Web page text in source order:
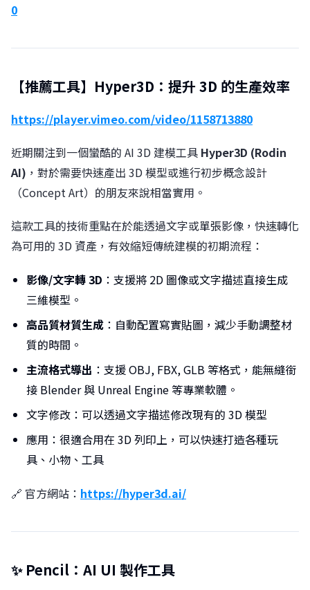
0
【推薦工具】Hyper3D：提升 3D 的生產效率
https://player.vimeo.com/video/1158713880
近期關注到一個蠻酷的 AI 3D 建模工具 Hyper3D (Rodin
AI) ，對於需要快速產出 3D 模型或進行初步概念設計
（Concept Art）的朋友來說相當實用。
這款工具的技術重點在於能透過文字或單張影像，快速轉化
為可用的 3D 資產，有效縮短傳統建模的初期流程：
影像/文字轉 3D ：支援將 2D 圖像或文字描述直接生成
三維模型。
高品質材質生成 ：自動配置寫實貼圖，減少手動調整材
質的時間。
主流格式導出 ：支援 OBJ, FBX, GLB 等格式，能無縫銜
接 Blender 與 Unreal Engine 等專業軟體。
文字修改：可以透過文字描述修改現有的 3D 模型
應用：很適合用在 3D 列印上，可以快速打造各種玩
具、小物、工具
🔗 官方網站： https://hyper3d.ai/
✨ Pencil：AI UI 製作工具